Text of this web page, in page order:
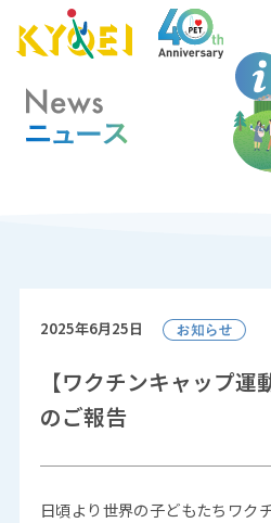
2025年6月25日
【ワクチンキャップ
のご報告
日頃より世界の子どもたちワク